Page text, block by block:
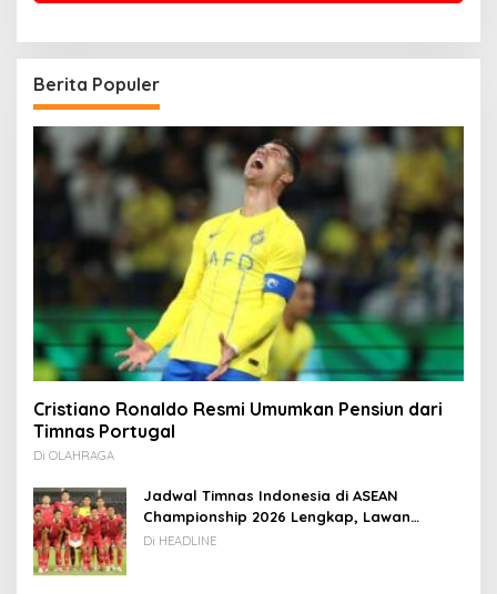
Berita Populer
Cristiano Ronaldo Resmi Umumkan Pensiun dari
Timnas Portugal
Di OLAHRAGA
Jadwal Timnas Indonesia di ASEAN
Championship 2026 Lengkap, Lawan
Kamboja hingga Vietnam
Di HEADLINE